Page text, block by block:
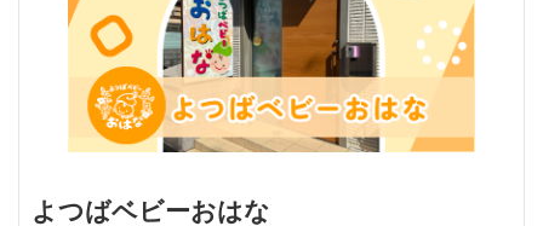
よつばベビーおはな